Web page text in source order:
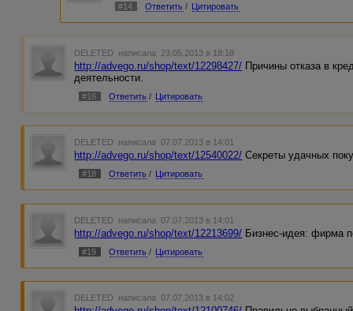
#14 Ответить / Цитировать
DELETED написала 23.05.2013 в 18:18
http://advego.ru/shop/text/12298427/ Причины отказа в
деятельности.
#16 Ответить / Цитировать
DELETED написала 07.07.2013 в 14:01
http://advego.ru/shop/text/12540022/ Секреты удачных
#18 Ответить / Цитировать
DELETED написала 07.07.2013 в 14:01
http://advego.ru/shop/text/12213699/ Бизнес-идея: фирма
#19 Ответить / Цитировать
DELETED написала 07.07.2013 в 14:02